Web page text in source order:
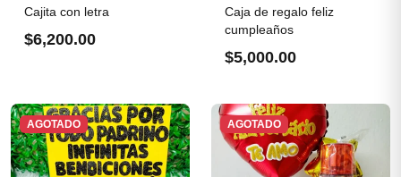
Cajita con letra
$6,200.00
Caja de regalo feliz
cumpleaños
$5,000.00
AGOTADO AGOTADO